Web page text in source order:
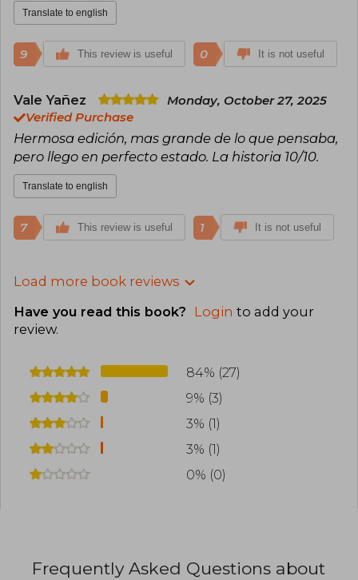
Translate to english
9 This review is useful 0 It is not useful
Vale Yañez
Monday, October 27, 2025
Verified Purchase
Hermosa edición, mas grande de lo que pensaba,
pero llego en perfecto estado. La historia 10/10.
Translate to english
7 This review is useful 1 It is not useful
Load more book reviews
Have you read this book? Login to add your
review.
84% (27)
9% (3)
3% (1)
3% (1)
0% (0)
Frequently Asked Questions about